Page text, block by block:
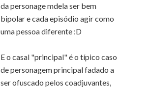
da personage mdela ser bem
bipolar e cada episódio agir como
uma pessoa diferente :D
E o casal "principal" é o típico caso
de personagem principal fadado a
ser ofuscado pelos coadjuvantes,